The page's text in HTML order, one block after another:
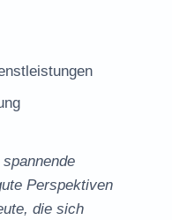
Perspektiven
die sich